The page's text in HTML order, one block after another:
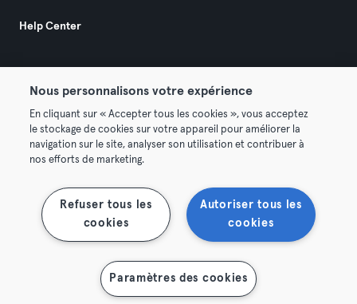
Help Center
© 2026 Urban Sports Group GmbH. All rights reserved.
Terms & Conditions Privacy
Terminate contracts here Withdraw contracts here
Nous personnalisons votre expérience
En cliquant sur « Accepter tous les cookies », vous acceptez
le stockage de cookies sur votre appareil pour améliorer la
navigation sur le site, analyser son utilisation et contribuer à
nos efforts de marketing.
Autoriser tous les
cookies
Refuser tous les
cookies
Paramètres des cookies